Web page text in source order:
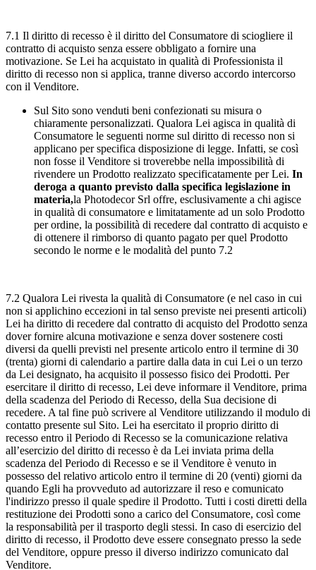
7.1 Il diritto di recesso è il diritto del Consumatore di sciogliere il
contratto di acquisto senza essere obbligato a fornire una
motivazione. Se Lei ha acquistato in qualità di Professionista il
diritto di recesso non si applica, tranne diverso accordo intercorso
con il Venditore.
Sul Sito sono venduti beni confezionati su misura o
chiaramente personalizzati. Qualora Lei agisca in qualità di
Consumatore le seguenti norme sul diritto di recesso non si
applicano per specifica disposizione di legge. Infatti, se così
non fosse il Venditore si troverebbe nella impossibilità di
rivendere un Prodotto realizzato specificatamente per Lei. In
deroga a quanto previsto dalla specifica legislazione in
materia,la Photodecor Srl offre, esclusivamente a chi agisce
in qualità di consumatore e limitatamente ad un solo Prodotto
per ordine, la possibilità di recedere dal contratto di acquisto e
di ottenere il rimborso di quanto pagato per quel Prodotto
secondo le norme e le modalità del punto 7.2
7.2 Qualora Lei rivesta la qualità di Consumatore (e nel caso in cui
non si applichino eccezioni in tal senso previste nei presenti articoli)
Lei ha diritto di recedere dal contratto di acquisto del Prodotto senza
dover fornire alcuna motivazione e senza dover sostenere costi
diversi da quelli previsti nel presente articolo entro il termine di 30
(trenta) giorni di calendario a partire dalla data in cui Lei o un terzo
da Lei designato, ha acquisito il possesso fisico dei Prodotti. Per
esercitare il diritto di recesso, Lei deve informare il Venditore, prima
della scadenza del Periodo di Recesso, della Sua decisione di
recedere. A tal fine può scrivere al Venditore utilizzando il modulo di
contatto presente sul Sito. Lei ha esercitato il proprio diritto di
recesso entro il Periodo di Recesso se la comunicazione relativa
all’esercizio del diritto di recesso è da Lei inviata prima della
scadenza del Periodo di Recesso e se il Venditore è venuto in
possesso del relativo articolo entro il termine di 20 (venti) giorni da
quando Egli ha provveduto ad autorizzare il reso e comunicato
l'indirizzo presso il quale spedire il Prodotto. Tutti i costi diretti della
restituzione dei Prodotti sono a carico del Consumatore, così come
la responsabilità per il trasporto degli stessi. In caso di esercizio del
diritto di recesso, il Prodotto deve essere consegnato presso la sede
del Venditore, oppure presso il diverso indirizzo comunicato dal
Venditore.